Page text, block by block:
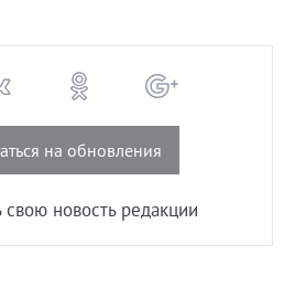
на обновления
новость редакции